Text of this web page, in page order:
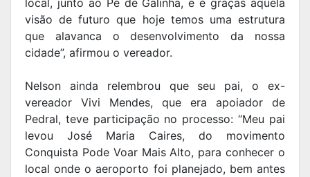
local, junto ao Pé de Galinha, e é graças àquela
visão de futuro que hoje temos uma estrutura
que alavanca o desenvolvimento da nossa
cidade”, afirmou o vereador.
Nelson ainda relembrou que seu pai, o ex-
vereador Vivi Mendes, que era apoiador de
Pedral, teve participação no processo: “Meu pai
levou José Maria Caires, do movimento
Conquista Pode Voar Mais Alto, para conhecer o
local onde o aeroporto foi planejado, bem antes